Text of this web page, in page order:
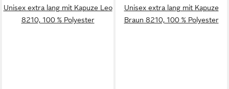
Unisex extra lang mit Kapuze Leo
8210, 100 % Polyester
Unisex extra lang mit Kapuze
Braun 8210, 100 % Polyester